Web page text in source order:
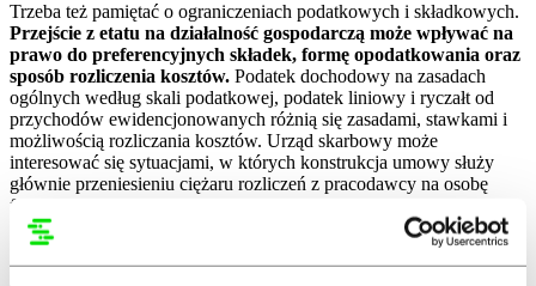
Trzeba też pamiętać o ograniczeniach podatkowych i składkowych.
Przejście z etatu na działalność gospodarczą może wpływać na
prawo do preferencyjnych składek, formę opodatkowania oraz
sposób rozliczenia kosztów. Podatek dochodowy na zasadach
ogólnych według skali podatkowej, podatek liniowy i ryczałt od
przychodów ewidencjonowanych różnią się zasadami, stawkami i
możliwością rozliczania kosztów. Urząd skarbowy może
interesować się sytuacjami, w których konstrukcja umowy służy
głównie przeniesieniu ciężaru rozliczeń z pracodawcy na osobę
formalnie samozatrudnioną.
Jakie są skutki uznania umowy B2B za